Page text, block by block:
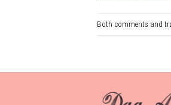
Both comments and